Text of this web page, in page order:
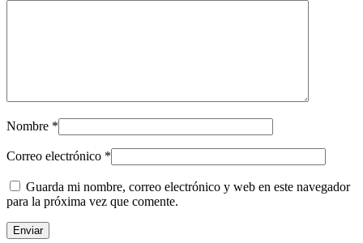
Nombre *
Correo electrónico *
Guarda mi nombre, correo electrónico y web en este navegador
para la próxima vez que comente.